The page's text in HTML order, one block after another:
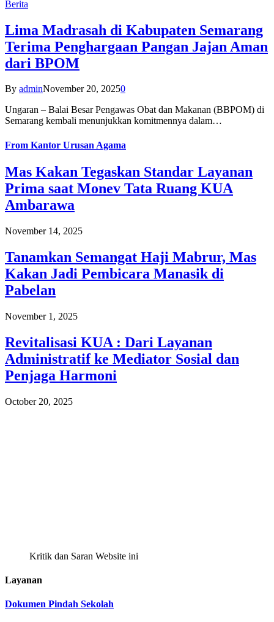
Berita
Lima Madrasah di Kabupaten Semarang
Terima Penghargaan Pangan Jajan Aman
dari BPOM
By adminNovember 20, 20250
Ungaran – Balai Besar Pengawas Obat dan Makanan (BBPOM) di
Semarang kembali menunjukkan komitmennya dalam…
From Kantor Urusan Agama
Mas Kakan Tegaskan Standar Layanan
Prima saat Monev Tata Ruang KUA
Ambarawa
November 14, 2025
Tanamkan Semangat Haji Mabrur, Mas
Kakan Jadi Pembicara Manasik di
Pabelan
November 1, 2025
Revitalisasi KUA : Dari Layanan
Administratif ke Mediator Sosial dan
Penjaga Harmoni
October 20, 2025
Kritik dan Saran Website ini
Layanan
Dokumen Pindah Sekolah